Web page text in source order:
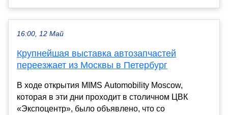
16:00, 12 Май
Крупнейшая выставка автозапчастей
переезжает из Москвы в Петербург
В ходе открытия MIMS Automobility Moscow,
которая в эти дни проходит в столичном ЦВК
«Экспоцентр», было объявлено, что со